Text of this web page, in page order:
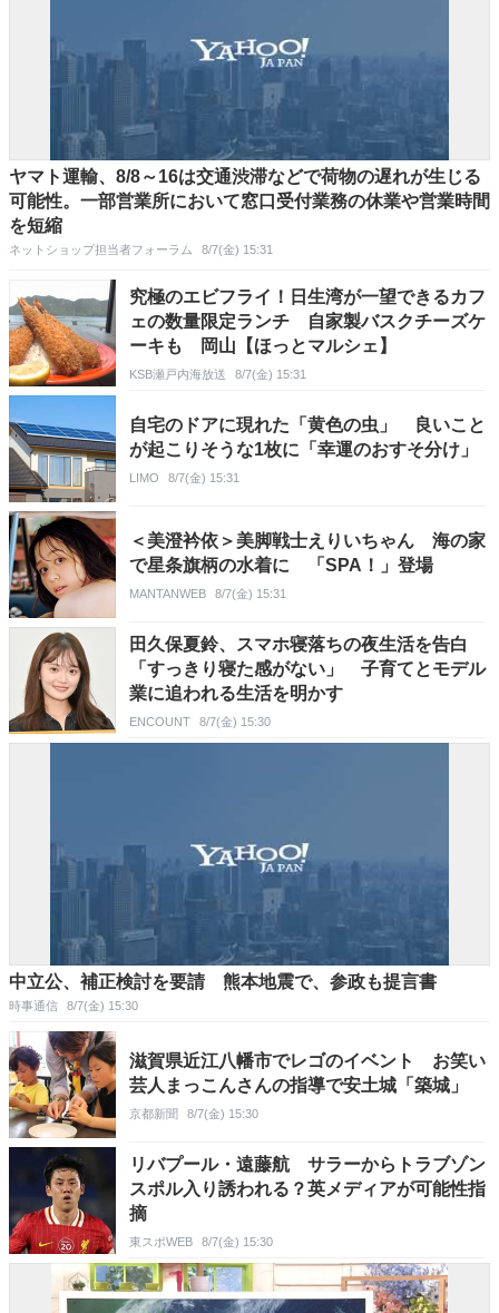
ヤマト運輸、8/8～16は交通渋滞などで荷物の遅れが生じる
可能性。一部営業所において窓口受付業務の休業や営業時間
を短縮
ネットショップ担当者フォーラム 8/7(金) 15:31
究極のエビフライ！日生湾が一望できるカフ
ェの数量限定ランチ 自家製バスクチーズケ
ーキも 岡山【ほっとマルシェ】
KSB瀬戸内海放送 8/7(金) 15:31
自宅のドアに現れた「黄色の虫」 良いこと
が起こりそうな1枚に「幸運のおすそ分け」
LIMO 8/7(金) 15:31
＜美澄衿依＞美脚戦士えりいちゃん 海の家
で星条旗柄の水着に 「SPA！」登場
MANTANWEB 8/7(金) 15:31
田久保夏鈴、スマホ寝落ちの夜生活を告白
「すっきり寝た感がない」 子育てとモデル
業に追われる生活を明かす
ENCOUNT 8/7(金) 15:30
中立公、補正検討を要請 熊本地震で、参政も提言書
時事通信 8/7(金) 15:30
滋賀県近江八幡市でレゴのイベント お笑い
芸人まっこんさんの指導で安土城「築城」
京都新聞 8/7(金) 15:30
リバプール・遠藤航 サラーからトラブゾン
スポル入り誘われる？英メディアが可能性指
摘
東スポWEB 8/7(金) 15:30